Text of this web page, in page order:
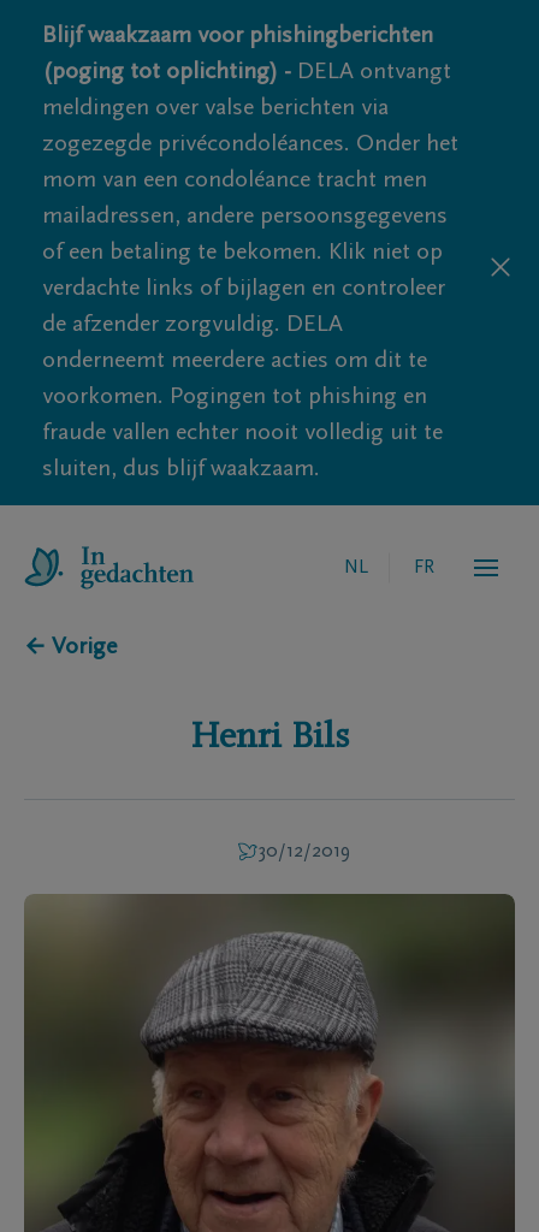
Blijf waakzaam voor phishingberichten
(poging tot oplichting) - DELA ontvangt
meldingen over valse berichten via
zogezegde privécondoléances. Onder het
mom van een condoléance tracht men
mailadressen, andere persoonsgegevens
of een betaling te bekomen. Klik niet op
verdachte links of bijlagen en controleer
de afzender zorgvuldig. DELA
onderneemt meerdere acties om dit te
voorkomen. Pogingen tot phishing en
fraude vallen echter nooit volledig uit te
sluiten, dus blijf waakzaam.
NL FR
← Vorige
Henri Bils
30/12/2019